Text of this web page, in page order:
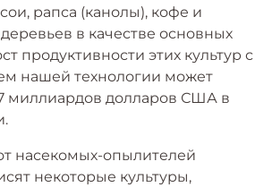
рапса (канолы), кофе и
в качестве основных
продуктивности этих культур с
нашей технологии может
миллиардов долларов США в
насекомых-опылителей
некоторые культуры,